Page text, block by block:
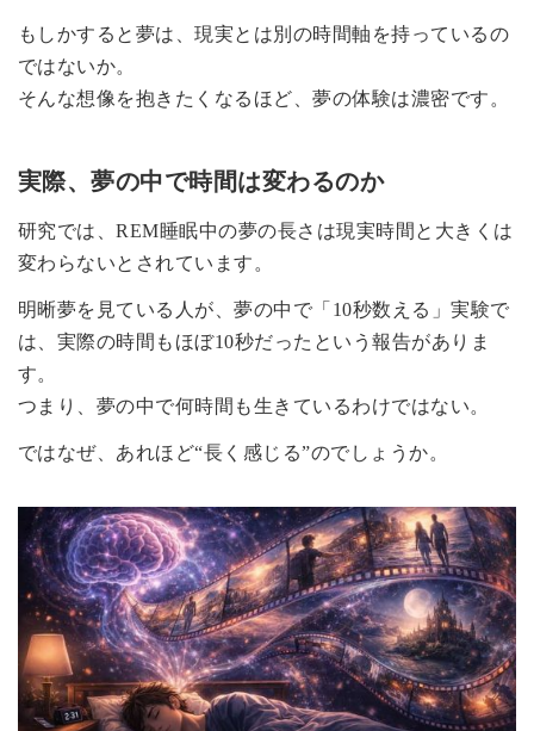
もしかすると夢は、現実とは別の時間軸を持っているの
ではないか。
そんな想像を抱きたくなるほど、夢の体験は濃密です。
実際、夢の中で時間は変わるのか
研究では、REM睡眠中の夢の長さは現実時間と大きくは
変わらないとされています。
明晰夢を見ている人が、夢の中で「10秒数える」実験で
は、実際の時間もほぼ10秒だったという報告がありま
す。
つまり、夢の中で何時間も生きているわけではない。
ではなぜ、あれほど“長く感じる”のでしょうか。